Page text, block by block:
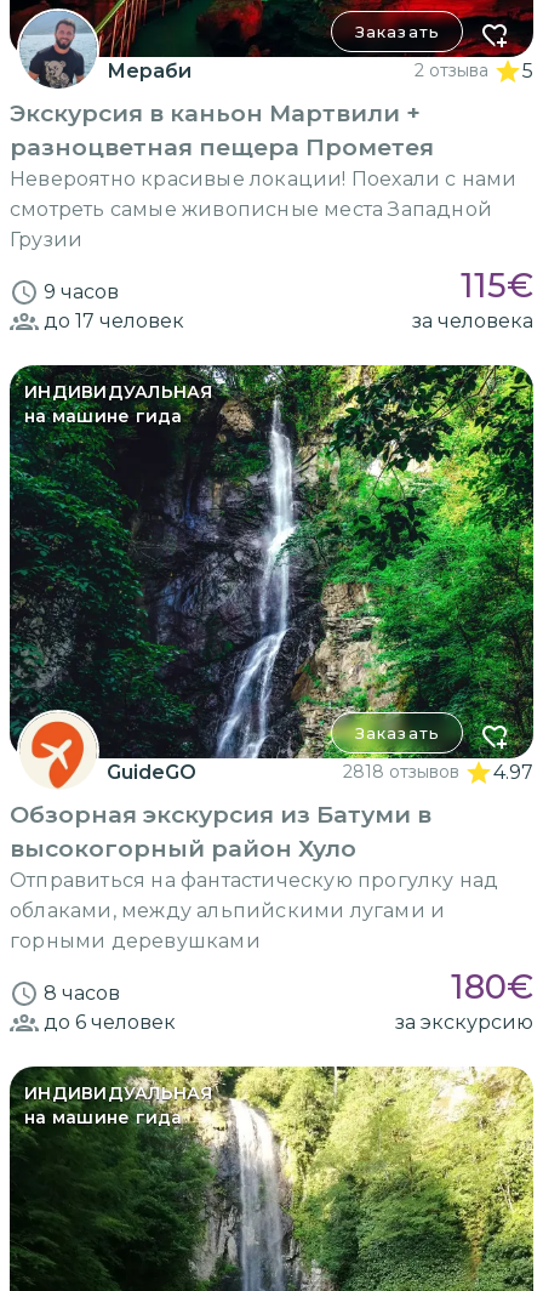
Заказать
Мераби 2 отзыва 5
Экскурсия в каньон Мартвили +
разноцветная пещера Прометея
Невероятно красивые локации! Поехали с нами
смотреть самые живописные места Западной
Грузии
9 часов 115€
до 17 человек за человека
ИНДИВИДУАЛЬНАЯ
на машине гида
Заказать
GuideGO 2818 отзывов 4.97
Обзорная экскурсия из Батуми в
высокогорный район Хуло
Отправиться на фантастическую прогулку над
облаками, между альпийскими лугами и
горными деревушками
8 часов 180€
до 6 человек за экскурсию
ИНДИВИДУАЛЬНАЯ
на машине гида